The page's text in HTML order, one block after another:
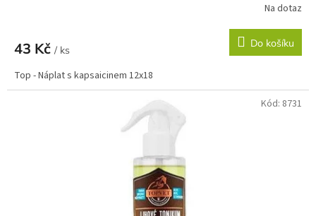
Na dotaz
43 Kč / ks
Do košíku
Top - Náplat s kapsaicinem 12x18
Kód: 8731